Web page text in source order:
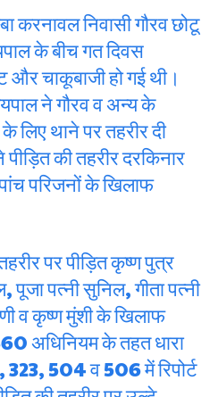
करनावल निवासी गौरव छोटू
के बीच गत दिवस
और चाकूबाजी हो गई थी।
ने गौरव व अन्य के
लिए थाने पर तहरीर दी
की तहरीर दरकिनार
परिजनों के खिलाफ
पर पीड़ित कृष्ण पुत्र
पत्नी सुनिल, गीता पत्नी
व कृष्ण मुंशी के खिलाफ
अधिनियम के तहत धारा
504 व 506 में रिपोर्ट